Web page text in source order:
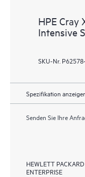
HPE Cray
Intensive
SKU-Nr.
Spezifikation
Senden Sie Ihre
HEWLETT PACKARD
ENTERPRISE